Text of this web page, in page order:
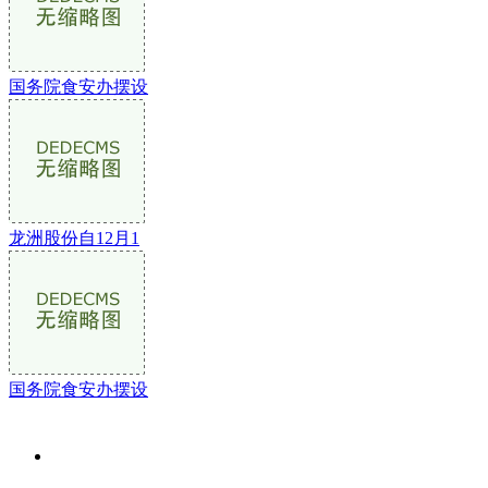
国务院食安办摆设
龙洲股份自12月1
国务院食安办摆设